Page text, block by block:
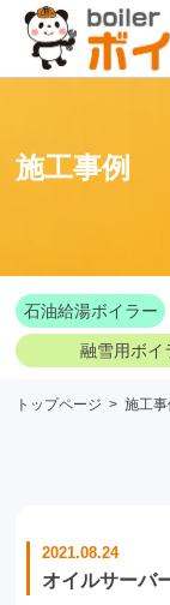
施工事例
石油給湯ボイラー
融雪用ボイ
トップページ > 施工
2021.08.24
オイルサーバ